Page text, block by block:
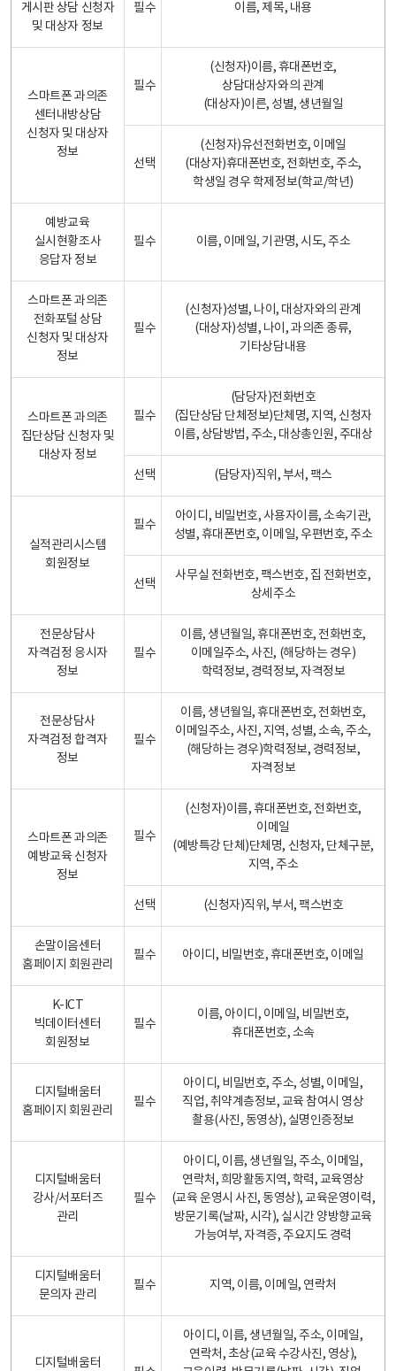
게시판 상담 신청자
및 대상자 정보
필수 이름, 제목, 내용
스마트폰 과의존
센터내방상담
신청자 및 대상자
정보
필수
(신청자)이름, 휴대폰번호,
상담대상자와의 관계
(대상자)이른, 성별, 생년월일
선택
(신청자)유선전화번호, 이메일
(대상자)휴대폰번호, 전화번호, 주소,
학생일 경우 학제정보(학교/학년)
예방교육
실시현황조사
응답자 정보
필수 이름, 이메일, 기관명, 시도, 주소
스마트폰 과의존
전화포털 상담
신청자 및 대상자
정보
필수
(신청자)성별, 나이, 대상자와의 관계
(대상자)성별, 나이, 과의존 종류,
기타상담내용
스마트폰 과의존
집단상담 신청자 및
대상자 정보
필수
(담당자)전화번호
(집단상담 단체정보)단체명, 지역, 신청자
이름, 상담방법, 주소, 대상총인원, 주대상
선택 (담당자)직위, 부서, 팩스
실적관리시스템
회원정보
필수
아이디, 비밀번호, 사용자이름, 소속기관,
성별, 휴대폰번호, 이메일, 우편번호, 주소
선택
사무실 전화번호, 팩스번호, 집 전화번호,
상세주소
전문상담사
자격검정 응시자
정보
필수
이름, 생년월일, 휴대폰번호, 전화번호,
이메일주소, 사진, (해당하는 경우)
학력정보, 경력정보, 자격정보
전문상담사
자격검정 합격자
정보
필수
이름, 생년월일, 휴대폰번호, 전화번호,
이메일주소, 사진, 지역, 성별, 소속, 주소,
(해당하는 경우)학력정보, 경력정보,
자격정보
스마트폰 과의존
예방교육 신청자
정보
필수
(신청자)이름, 휴대폰번호, 전화번호,
이메일
(예방특강 단체)단체명, 신청자, 단체구분,
지역, 주소
선택 (신청자)직위, 부서, 팩스번호
손말이음센터
홈페이지 회원관리
필수 아이디, 비밀번호, 휴대폰번호, 이메일
K-ICT
빅데이터센터
회원정보
필수
이름, 아이디, 이메일, 비밀번호,
휴대폰번호, 소속
디지털배움터
홈페이지 회원관리
필수
아이디, 비밀번호, 주소, 성별, 이메일,
직업, 취약계층정보, 교육 참여시 영상
촬용(사진, 동영상), 실명인증정보
디지털배움터
강사/서포터즈
관리
필수
아이디, 이름, 생년월일, 주소, 이메일,
연락처, 희망활동지역, 학력, 교육영상
(교육 운영시 사진, 동영상), 교육운영이력,
방문기록(날짜, 시각), 실시간 양방향교육
가능여부, 자격증, 주요지도 경력
디지털배움터
문의자 관리
필수 지역, 이름, 이메일, 연락처
디지털배움터
아이디, 이름, 생년월일, 주소, 이메일,
연락처, 초상(교육 수강사진, 영상),